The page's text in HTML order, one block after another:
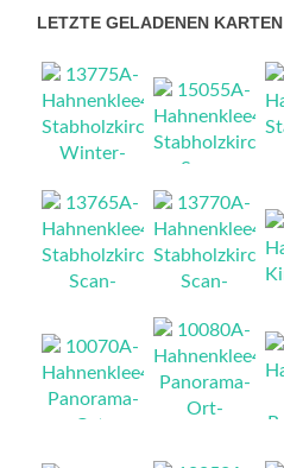
LETZTE GELADENEN KARTEN
NEU NEU